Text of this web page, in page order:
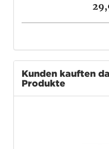
Kunden kauften
Produkte